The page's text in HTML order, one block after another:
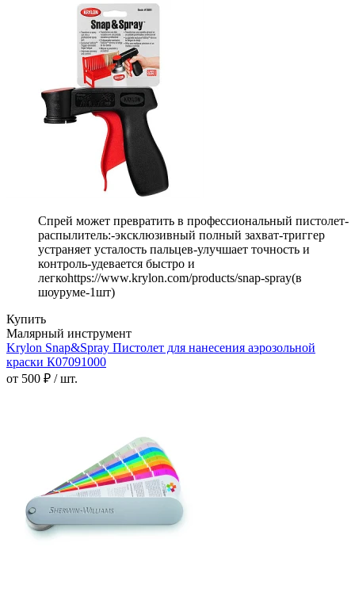
Спрей может превратить в профессиональный пистолет-
распылитель:-эксклюзивный полный захват-триггер
устраняет усталость пальцев-улучшает точность и
контроль-удевается быстро и
легкоhttps://www.krylon.com/products/snap-spray(в
шоуруме-1шт)
Купить
Малярный инструмент
Krylon Snap&Spray Пистолет для нанесения аэрозольной
краски К07091000
от 500 ₽ / шт.